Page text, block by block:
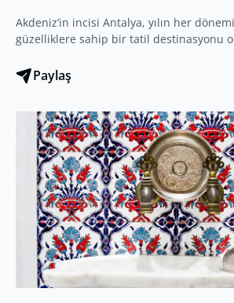
Akdeniz’in incisi Antalya, yılın her
güzelliklere sahip bir tatil destinasyonu
Paylaş